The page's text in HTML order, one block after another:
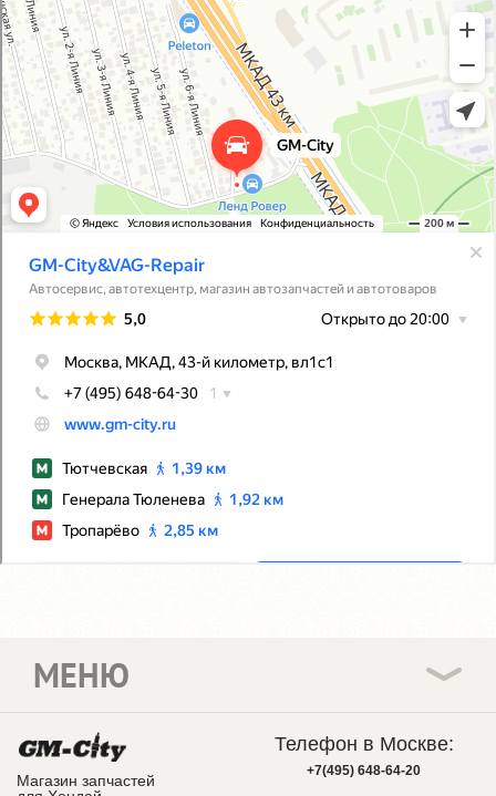
Магазин запчастей
МЕНЮ
Телефон в Москве:
+7(495) 648-64-20